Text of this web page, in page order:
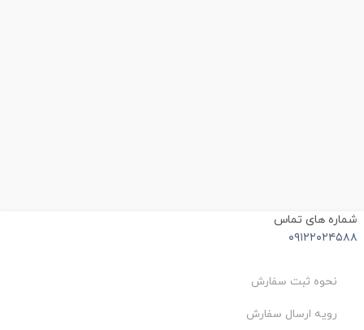
های تماس
نحوه ثبت سفارش
رویه ارسال سفارش